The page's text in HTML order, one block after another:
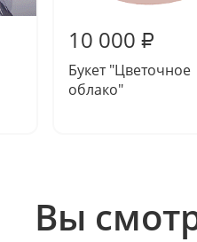
10 000 ₽
Букет "Цветочное
облако"
Вы